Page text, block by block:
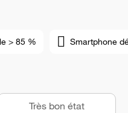
> 85 % Smartphone
Très bon état